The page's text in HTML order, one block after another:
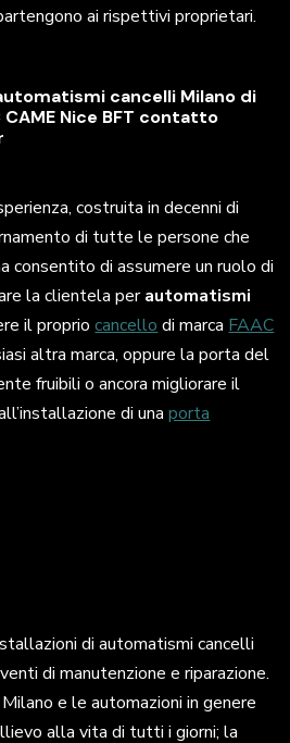
ai rispettivi proprietari.
cancelli Milano di
CAME Nice BFT contatto
costruita in decenni di
di tutte le persone che
consentito di assumere un ruolo di
la clientela perautomatismi
il propriocancello di marca FAAC
altra marca, oppure la porta del
fruibili o ancora migliorare il
di unaporta
di automatismi cancelli
di manutenzione e riparazione.
e le automazioni in genere
alla vita di tutti i giorni; la